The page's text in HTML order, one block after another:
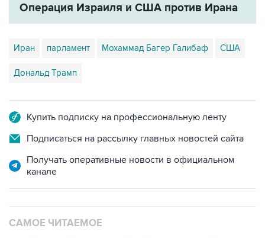
Операция Израиля и США против Ирана
Иран парламент Мохаммад Багер Галибаф США
Дональд Трамп
Купить подписку на профессиональную ленту
Подписаться на рассылку главных новостей сайта
Получать оперативные новости в официальном
канале
САМОЕ ЧИТАЕМОЕ